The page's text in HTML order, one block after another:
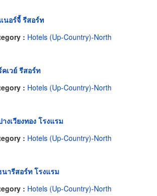
เนอร์จี้ รีสอร์ท
: Hotels (Up-Country)-North
เวย์ รีสอร์ท
: Hotels (Up-Country)-North
งเวียงทอง โรงแรม
: Hotels (Up-Country)-North
นารีสอร์ท โรงแรม
: Hotels (Up-Country)-North